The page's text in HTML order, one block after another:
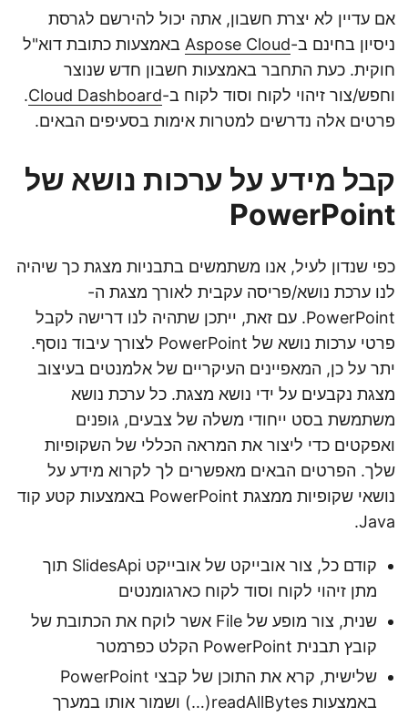
אם עדיין לא יצרת חשבון, אתה יכול להירשם לגרסת
ניסיון בחינם ב-Aspose Cloudבאמצעות כתובת דוא"ל
חוקית. כעת התחבר באמצעות חשבון חדש שנוצר
וחפש/צור זיהוי לקוח וסוד לקוח ב-Cloud Dashboard
.
פרטים אלה נדרשים למטרות אימות בסעיפים הבאים.
קבל מידע על ערכות נושא של
PowerPoint
כפי שנדון לעיל, אנו משתמשים בתבניות מצגת כך שיהיה
לנו ערכת נושא/פריסה עקבית לאורך מצגת ה-
PowerPoint. עם זאת, ייתכן שתהיה לנו דרישה לקבל
פרטי ערכות נושא של PowerPoint לצורך עיבוד נוסף.
יתר על כן, המאפיינים העיקריים של אלמנטים בעיצוב
מצגת נקבעים על ידי נושא מצגת. כל ערכת נושא
משתמשת בסט ייחודי משלה של צבעים, גופנים
ואפקטים כדי ליצור את המראה הכללי של השקופיות
שלך. הפרטים הבאים מאפשרים לך לקרוא מידע על
נושאי שקופיות ממצגת PowerPoint באמצעות קטע קוד
Java.
קודם כל, צור אובייקט של אובייקט SlidesApi תוך
מתן זיהוי לקוח וסוד לקוח כארגומנטים
שנית, צור מופע של File אשר לוקח את הכתובת של
קובץ תבנית PowerPoint הקלט כפרמטר
שלישית, קרא את התוכן של קבצי PowerPoint
באמצעות readAllBytes(…) ושמור אותו במערך